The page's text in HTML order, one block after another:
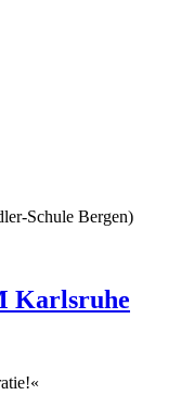
Schule Bergen)
Karlsruhe